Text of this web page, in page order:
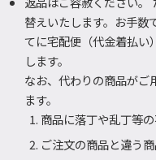
替えいたします。お手数
てに宅配便（代金着払い
します。
なお、代わりの商品がご
ます。
商品に落丁や乱丁等
ご注文の商品と違う